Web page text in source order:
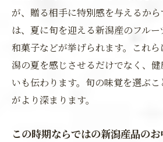
が、贈る相手に特別感を与えるか
は、夏に旬を迎える新潟産のフル
和菓子などが挙げられます。これ
潟の夏を感じさせるだけでなく、
いも伝わります。旬の味覚を選ぶ
がより深まります。
この時期ならではの新潟産品の